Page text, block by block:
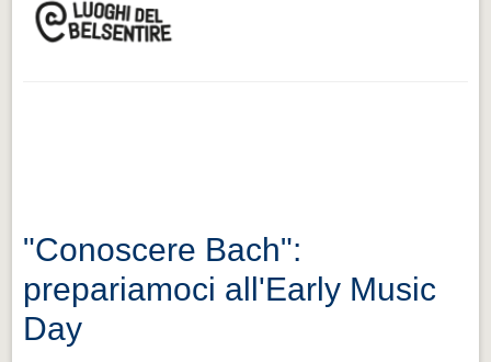
"Conoscere Bach":
prepariamoci all'Early Music
Day